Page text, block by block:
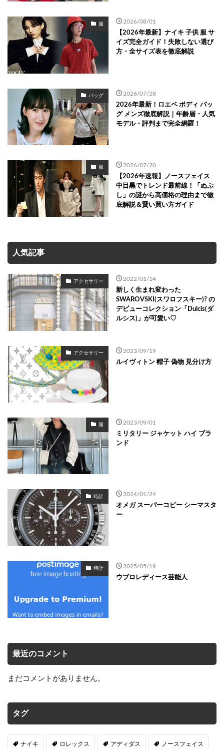
服 2026/08/01
【2026年最新】ナイキ 子供 服 サ
イズ完全ガイド！失敗しない選び
方・全サイズ表を徹底解説
バッグ 2026/07/28
2026年最新！ロエベ ボディ バッ
グ メンズ徹底解説｜年齢層・人気
モデル・評判まで完全網羅！
服 2026/07/20
【2026年速報】ノースフェイス
中目黒でトレンド最前線！「ぬぷ
し」の謎から高価格の理由まで徹
底解説＆賢い買い方ガイド
人気記事
アクセサリー 2022/01/14
新しく生まれ変わった
SWAROVSKI(スワロフスキー)? の
デビューコレクション「Dulcis(ダ
ルシス)」が可愛い♡
アクセサリー 2023/09/19
ルイヴィトン 帽子 偽物 見分け方
服 2023/09/01
ミリタリー ジャケット ハイ ブラ
ンド
時計 2024/01/24
オメガ スーパーコピー シーマスタ
ー
時計 2025/05/19
ウブロレディース芸能人
最近のコメント
まだコメントがありません。
タグ
ナイキ ロレックス アディダス ノースフェイス